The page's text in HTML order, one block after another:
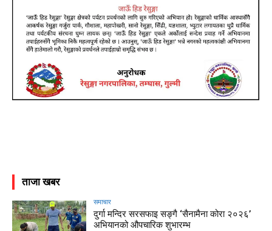
ताजा खबर
समाचार
दुर्गा मन्दिर सरसफाइ सङ्गै ‘सैनामैना कोरा २०२६’
अभियानको औपचारिक शुभारम्भ